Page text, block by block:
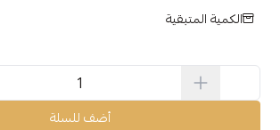
الكمية المتبقية
أضف للسلة